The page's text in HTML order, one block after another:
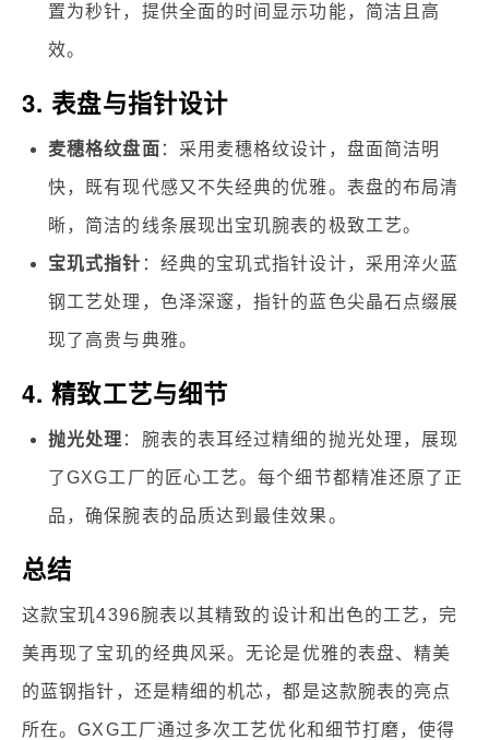
置为秒针，提供全面的时间显示功能，简洁且高
效。
3. 表盘与指针设计
麦穗格纹盘面 ：采用麦穗格纹设计，盘面简洁明
快，既有现代感又不失经典的优雅。表盘的布局清
晰，简洁的线条展现出宝玑腕表的极致工艺。
宝玑式指针 ：经典的宝玑式指针设计，采用淬火蓝
钢工艺处理，色泽深邃，指针的蓝色尖晶石点缀展
现了高贵与典雅。
4. 精致工艺与细节
抛光处理 ：腕表的表耳经过精细的抛光处理，展现
了GXG工厂的匠心工艺。每个细节都精准还原了正
品，确保腕表的品质达到最佳效果。
总结
这款宝玑4396腕表以其精致的设计和出色的工艺，完
美再现了宝玑的经典风采。无论是优雅的表盘、精美
的蓝钢指针，还是精细的机芯，都是这款腕表的亮点
所在。GXG工厂通过多次工艺优化和细节打磨，使得